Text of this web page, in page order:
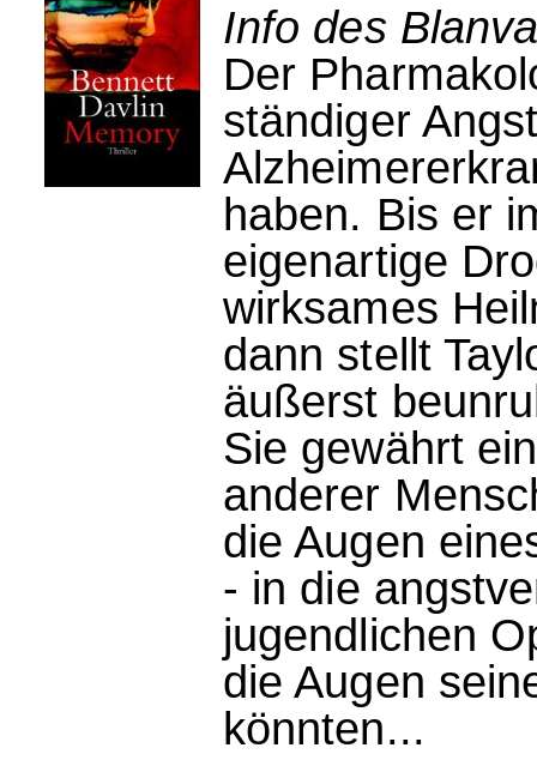
Info des
Der
ständiger
haben. Bis er
eigenartige
wirksames
dann stellt
äußerst
Sie gewährt
anderer
die Augen
- in die
jugendlichen
die Augen
könnten...